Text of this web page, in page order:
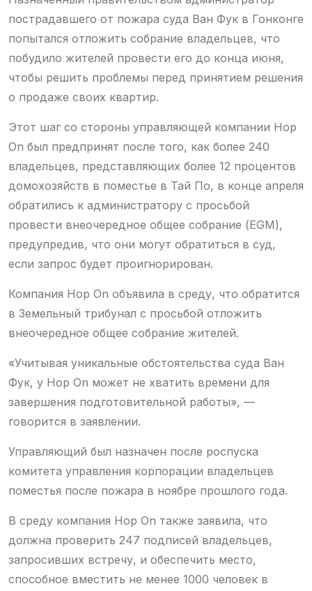
пострадавшего от пожара суда Ван Фук в Гонконге
попытался отложить собрание владельцев, что
побудило жителей провести его до конца июня,
чтобы решить проблемы перед принятием решения
о продаже своих квартир.
Этот шаг со стороны управляющей компании Hop
On был предпринят после того, как более 240
владельцев, представляющих более 12 процентов
домохозяйств в поместье в Тай По, в конце апреля
обратились к администратору с просьбой
провести внеочередное общее собрание (EGM),
предупредив, что они могут обратиться в суд,
если запрос будет проигнорирован.
Компания Hop On объявила в среду, что обратится
в Земельный трибунал с просьбой отложить
внеочередное общее собрание жителей.
«Учитывая уникальные обстоятельства суда Ван
Фук, у Hop On может не хватить времени для
завершения подготовительной работы», —
говорится в заявлении.
Управляющий был назначен после роспуска
комитета управления корпорации владельцев
поместья после пожара в ноябре прошлого года.
В среду компания Hop On также заявила, что
должна проверить 247 подписей владельцев,
запросивших встречу, и обеспечить место,
способное вместить не менее 1000 человек в